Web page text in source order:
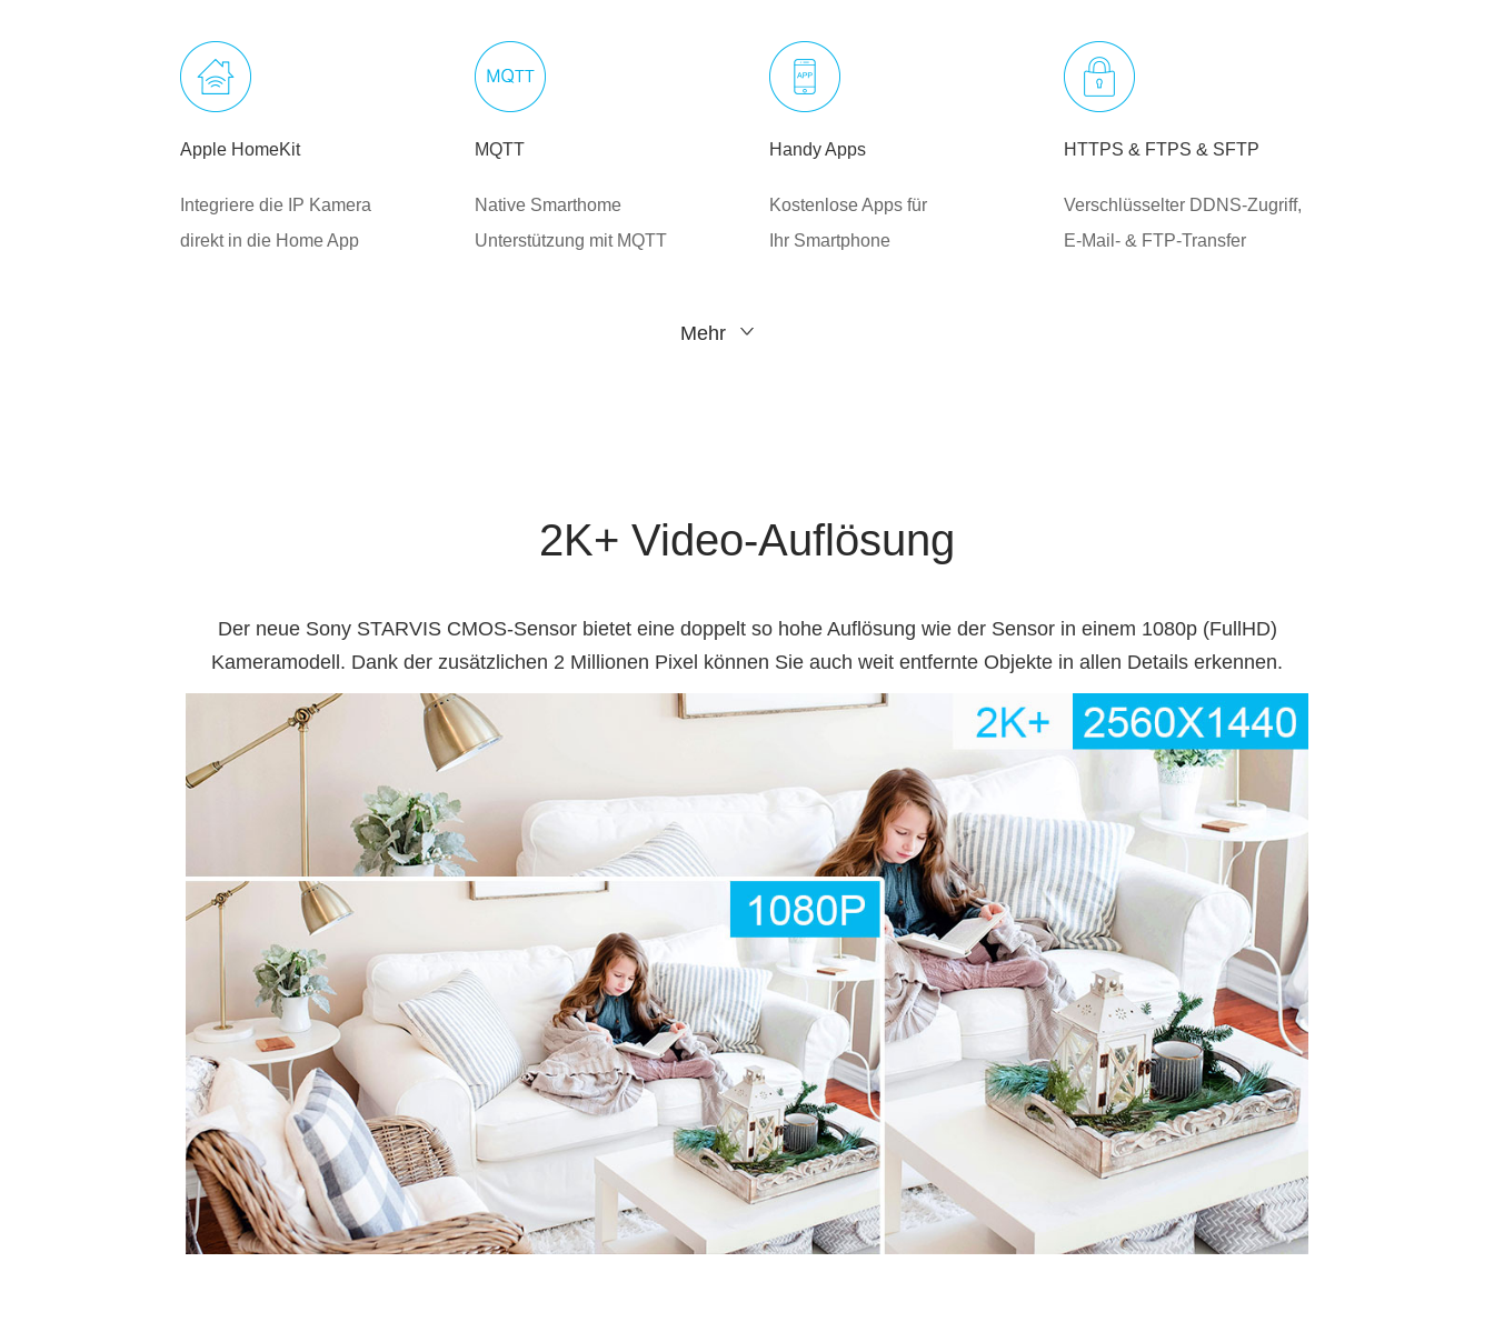
Apple HomeKit
Integriere die IP Kamera
direkt in die Home App
MQTT
Native Smarthome
Unterstützung mit MQTT
Handy Apps
Kostenlose Apps für
Ihr Smartphone
HTTPS & FTPS & SFTP
Verschlüsselter DDNS-Zugriff,
E-Mail- & FTP-Transfer
Mehr
2K+ Video-Auflösung
Der neue Sony STARVIS CMOS-Sensor bietet eine doppelt so hohe Auflösung wie der Sensor in einem 1080p (FullHD)
Kameramodell. Dank der zusätzlichen 2 Millionen Pixel können Sie auch weit entfernte Objekte in allen Details erkennen.